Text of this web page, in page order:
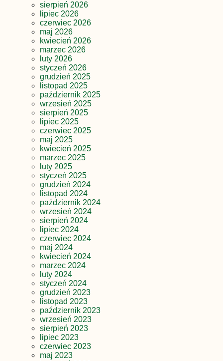
sierpień 2026
lipiec 2026
czerwiec 2026
maj 2026
kwiecień 2026
marzec 2026
luty 2026
styczeń 2026
grudzień 2025
listopad 2025
październik 2025
wrzesień 2025
sierpień 2025
lipiec 2025
czerwiec 2025
maj 2025
kwiecień 2025
marzec 2025
luty 2025
styczeń 2025
grudzień 2024
listopad 2024
październik 2024
wrzesień 2024
sierpień 2024
lipiec 2024
czerwiec 2024
maj 2024
kwiecień 2024
marzec 2024
luty 2024
styczeń 2024
grudzień 2023
listopad 2023
październik 2023
wrzesień 2023
sierpień 2023
lipiec 2023
czerwiec 2023
maj 2023